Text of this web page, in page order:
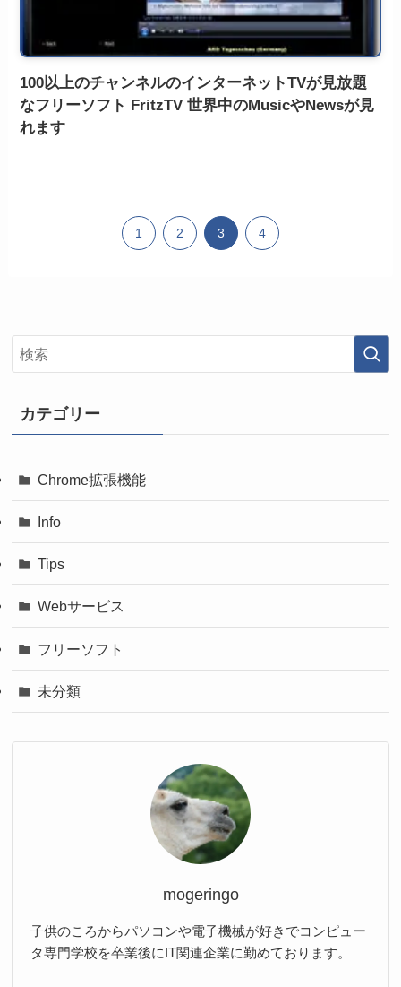
100以上のチャンネルのインターネットTVが見放題
なフリーソフト FritzTV 世界中のMusicやNewsが見
れます
1 2 3 4
カテゴリー
Chrome拡張機能
Info
Tips
Webサービス
フリーソフト
未分類
mogeringo
子供のころからパソコンや電子機械が好きでコンピュー
タ専門学校を卒業後にIT関連企業に勤めております。